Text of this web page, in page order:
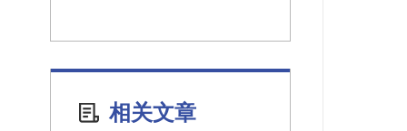
相关文章